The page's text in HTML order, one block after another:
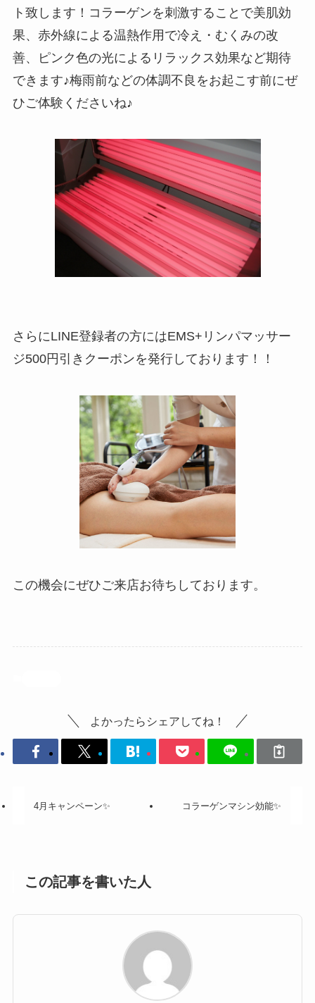
ト致します！コラーゲンを刺激することで美肌効
果、赤外線による温熱作用で冷え・むくみの改
善、ピンク色の光によるリラックス効果など期待
できます♪梅雨前などの体調不良をお起こす前にぜ
ひご体験くださいね♪
さらにLINE登録者の方にはEMS+リンパマッサー
ジ500円引きクーポンを発行しております！！
この機会にぜひご来店お待ちしております。
よかったらシェアしてね！
4月キャンペーン✨ コラーゲンマシン効能✨
この記事を書いた人